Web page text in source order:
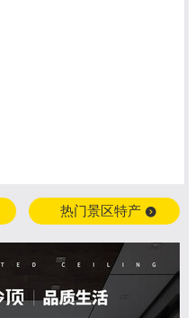
热门景区特产